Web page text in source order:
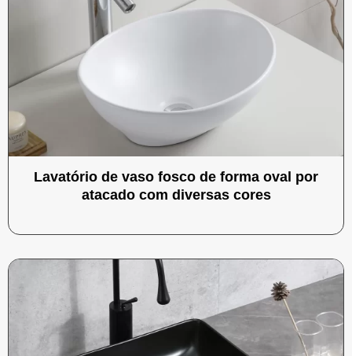
Lavatório de vaso fosco de forma oval por
atacado com diversas cores